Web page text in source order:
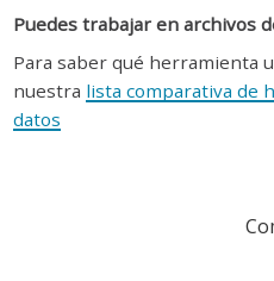
Puedes trabajar en archivos
Para saber qué herramienta
nuestra lista comparativa de
datos